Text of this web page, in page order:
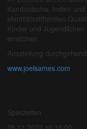
Kambodscha, Indien
identitätsstiftenden
Kinder und
erreichen.
Ausstellung
www.joelsames.com
Spielzeiten
26.11.2022 ab 16:00